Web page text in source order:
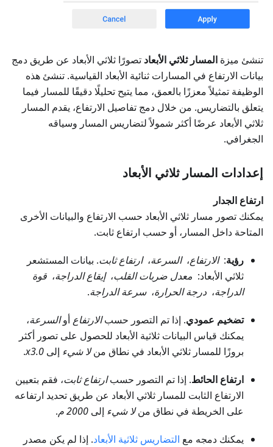
تنشئ ميزة المسار ثلاثي الأبعاد تصورًا ثلاثي الأبعاد عن طريق دمج
بيانات الارتفاع في المسارات ثنائية الأبعاد القياسية. تنشئ هذه
الوظيفة تمثيلاً معززًا بالعمق، مما يتيح تحليلًا دقيقًا للمسار فيما
يتعلق بالتضاريس. من خلال دمج تفاصيل الارتفاع، يقدم المسار
ثلاثي الأبعاد عرضًا أكثر شمولاً لتضاريس المسار وسياقه
الجغرافي.
إعدادات المسار ثلاثي الأبعاد
ارتفاع الجدار
يمكنك تصور مسار ثلاثي الأبعاد حسب الارتفاع والبيانات الأخرى
المتاحة داخل المسار، أو حسب ارتفاع ثابت.
رؤية:الارتفاع،السرعة،ارتفاع ثابت. بيانات المستشعر
ثلاثي الأبعاد: معدل ضربات القلب،إيقاع الدراجة، قوة
الدراجة، درجة الحرارة،سرعة الدراجة.
تضخيم عمودي. إذا تم التصور حسبالارتفاع أوالسرعة،
يمكنك قياس البيانات ثلاثية الأبعاد للحصول على تصور أكثر
بروزًا للمسار ثلاثي الأبعاد في نطاق منلا شيء إلى x3.0
.
ارتفاع الحائط. إذا تم التصور حسبارتفاع ثابت، فقم بتعيين
الارتفاع الثابت للمسار ثلاثي الأبعاد عن طريق تحديد ارتفاعه
على الخريطة في نطاق منلا شيء إلى 2000 م .
يمكنك دمجه مع التضاريس ثلاثية الأبعاد. إذا لم يكن مصدر